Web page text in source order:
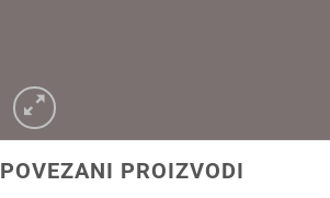
POVEZANI PROIZVODI